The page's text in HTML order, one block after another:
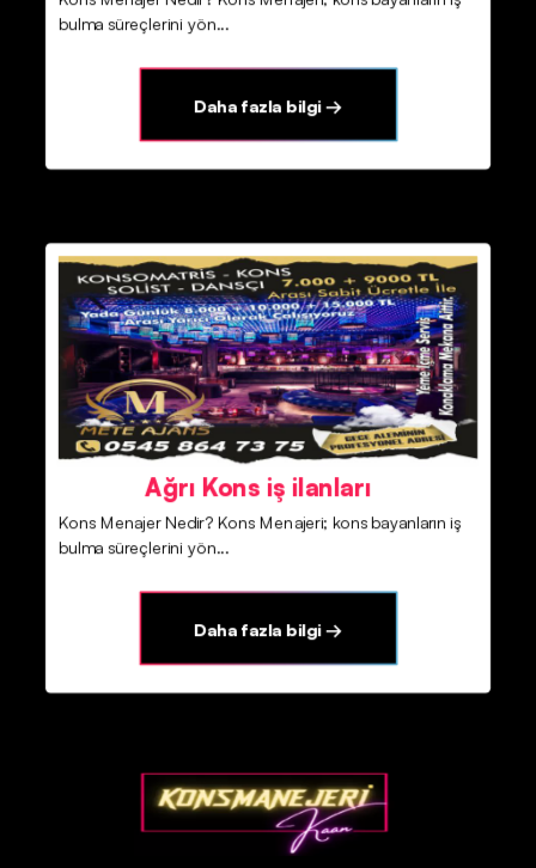
bulma süreçlerini yön...
Daha fazla bilgi →
Ağrı Kons iş ilanları
Kons Menajer Nedir? Kons Menajeri; kons bayanların iş
bulma süreçlerini yön...
Daha fazla bilgi →